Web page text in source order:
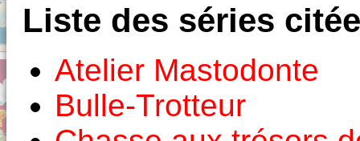
Liste des séries
Atelier Mastodonte
Bulle-Trotteur